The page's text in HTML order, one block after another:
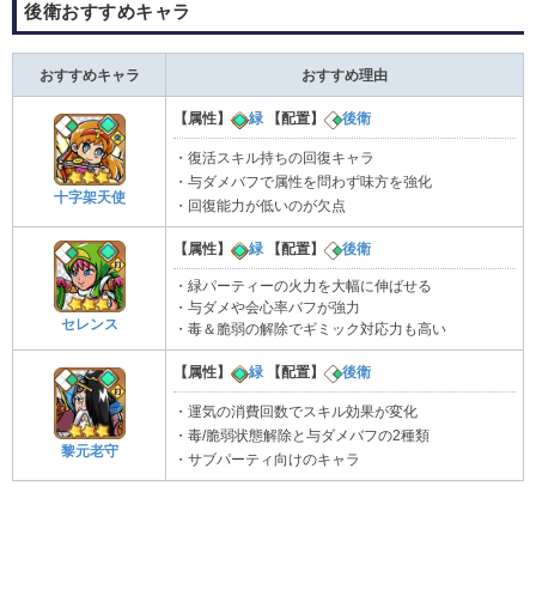
後衛おすすめキャラ
おすすめキャラ おすすめ理由
十字架天使
【属性】 緑 【配置】 後衛
・復活スキル持ちの回復キャラ
・与ダメバフで属性を問わず味方を強化
・回復能力が低いのが欠点
セレンス
【属性】 緑 【配置】 後衛
・緑パーティーの火力を大幅に伸ばせる
・与ダメや会心率バフが強力
・毒＆脆弱の解除でギミック対応力も高い
黎元老守
【属性】 緑 【配置】 後衛
・運気の消費回数でスキル効果が変化
・毒/脆弱状態解除と与ダメバフの2種類
・サブパーティ向けのキャラ